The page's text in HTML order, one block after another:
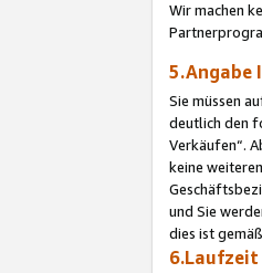
Wir machen
5.Angabe
Sie müssen
deutlich den
Verkäufen“.
keine
und Sie
dies ist
6.Laufzeit